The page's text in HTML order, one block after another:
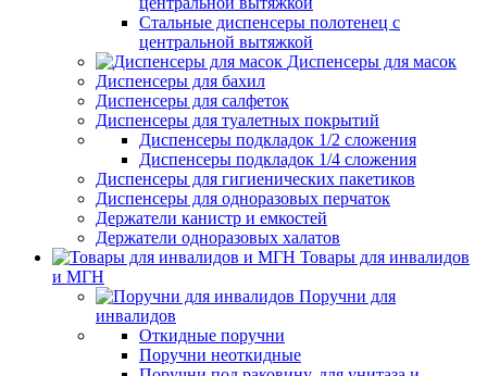
Стальные диспенсеры полотенец с
центральной вытяжкой
Диспенсеры для масок
Диспенсеры для бахил
Диспенсеры для салфеток
Диспенсеры для туалетных покрытий
Диспенсеры подкладок 1/2 сложения
Диспенсеры подкладок 1/4 сложения
Диспенсеры для гигиенических пакетиков
Диспенсеры для одноразовых перчаток
Держатели канистр и емкостей
Держатели одноразовых халатов
Товары для инвалидов
и МГН
Поручни для
инвалидов
Откидные поручни
Поручни неоткидные